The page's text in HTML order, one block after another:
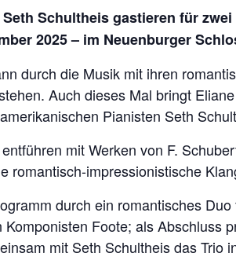
Schultheis gastieren für zwei
2025 – im Neuenburger
durch die Musik mit ihren
Auch dieses Mal bringt
Pianisten Seth
mit Werken von F.
romantisch-impressionistische
durch ein romantisches
Foote; als Abschluss
mit Seth Schultheis das Trio